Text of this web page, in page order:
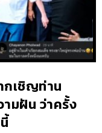
กเชิญท่าน
มฝัน ว่าครั้ง